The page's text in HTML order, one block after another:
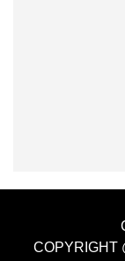
COPYRIGHT